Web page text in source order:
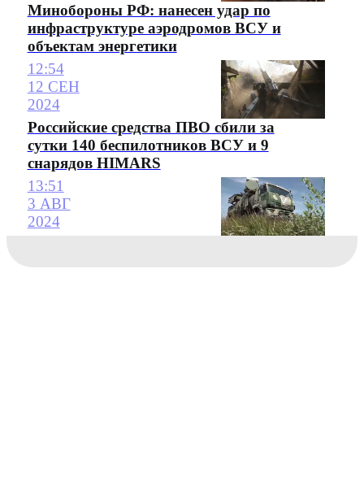
Минобороны РФ: нанесен удар по
инфраструктуре аэродромов ВСУ и
объектам энергетики
12:54
12 СЕН
2024
Российские средства ПВО сбили за
сутки 140 беспилотников ВСУ и 9
снарядов HIMARS
13:51
3 АВГ
2024